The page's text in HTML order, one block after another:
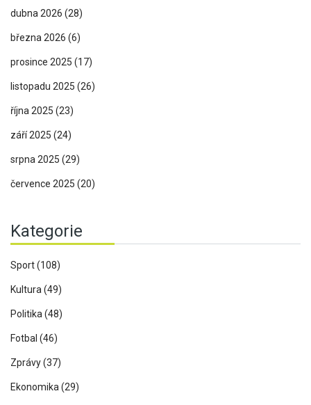
dubna 2026 (28)
března 2026 (6)
prosince 2025 (17)
listopadu 2025 (26)
října 2025 (23)
září 2025 (24)
srpna 2025 (29)
července 2025 (20)
Kategorie
Sport(108)
Kultura(49)
Politika(48)
Fotbal (46)
Zprávy(37)
Ekonomika(29)